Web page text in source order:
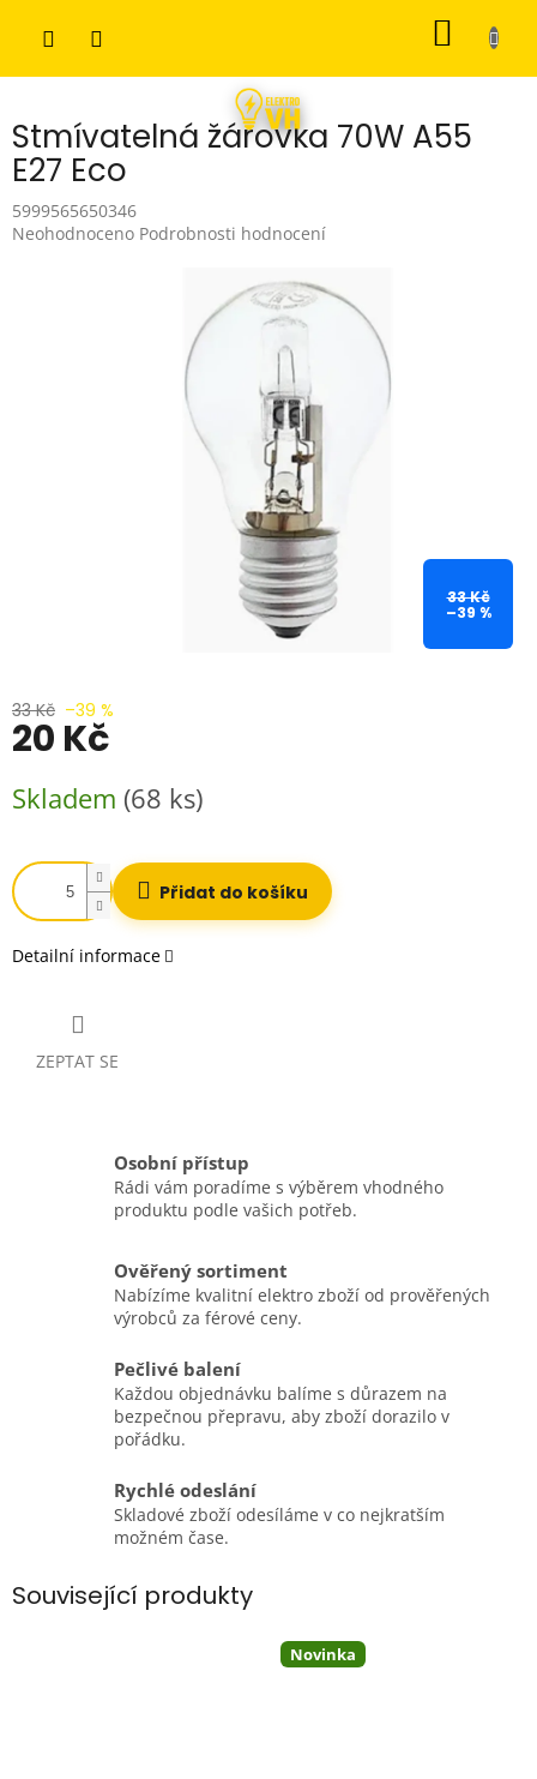
Stmívatelná žárovka 70W A55
E27 Eco
5999565650346
Průměrné
Neohodnoceno Podrobnosti hodnocení
33 Kč
–39 %
33 Kč –39 %
20 Kč
cena:
Skladem (68 ks)
Přidat do košíku
Detailní informace
ZEPTAT SE
Osobní přístup
Rádi vám poradíme s výběrem vhodného
produktu podle vašich potřeb.
Ověřený sortiment
Nabízíme kvalitní elektro zboží od prověřených
výrobců za férové ceny.
Pečlivé balení
Každou objednávku balíme s důrazem na
bezpečnou přepravu, aby zboží dorazilo v
pořádku.
Rychlé odeslání
Skladové zboží odesíláme v co nejkratším
možném čase.
Související produkty
Novinka